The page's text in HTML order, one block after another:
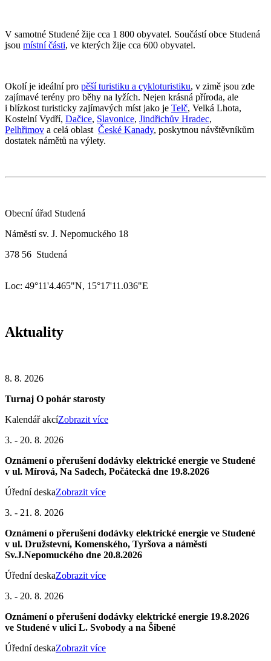
V samotné Studené žije cca 1 800 obyvatel. Součástí obce Studená
jsou místní části, ve kterých žije cca 600 obyvatel.
Okolí je ideální pro pěší turistiku a cykloturistiku, v zimě jsou zde
zajímavé terény pro běhy na lyžích. Nejen krásná příroda, ale
i blízkost turisticky zajímavých míst jako je Telč, Velká Lhota,
Kostelní Vydří, Dačice, Slavonice, Jindřichův Hradec,
Pelhřimov a celá oblast České Kanady, poskytnou návštěvníkům
dostatek námětů na výlety.
Obecní úřad Studená
Náměstí sv. J. Nepomuckého 18
378 56 Studená
Loc: 49°11'4.465"N, 15°17'11.036"E
Aktuality
8. 8. 2026
Turnaj O pohár starosty
Kalendář akcíZobrazit více
3. - 20. 8. 2026
Oznámení o přerušení dodávky elektrické energie ve Studené
v ul. Mírová, Na Sadech, Počátecká dne 19.8.2026
Úřední deskaZobrazit více
3. - 21. 8. 2026
Oznámení o přerušení dodávky elektrické energie ve Studené
v ul. Družstevní, Komenského, Tyršova a náměstí
Sv.J.Nepomuckého dne 20.8.2026
Úřední deskaZobrazit více
3. - 20. 8. 2026
Oznámení o přerušení dodávky elektrické energie 19.8.2026
ve Studené v ulici L. Svobody a na Šibené
Úřední deskaZobrazit více